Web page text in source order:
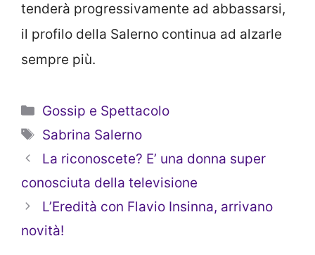
tenderà progressivamente ad abbassarsi,
il profilo della Salerno continua ad alzarle
sempre più.
Categorie
Gossip e Spettacolo
Tag
Sabrina Salerno
La riconoscete? E’ una donna super
conosciuta della televisione
L’Eredità con Flavio Insinna, arrivano
novità!